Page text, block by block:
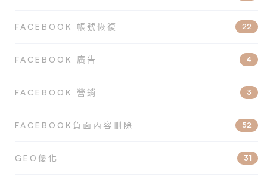
FACEBOOK 帳號恢復 22
FACEBOOK 廣告 4
FACEBOOK 營銷 3
FACEBOOK負面內容刪除 52
GEO優化 31